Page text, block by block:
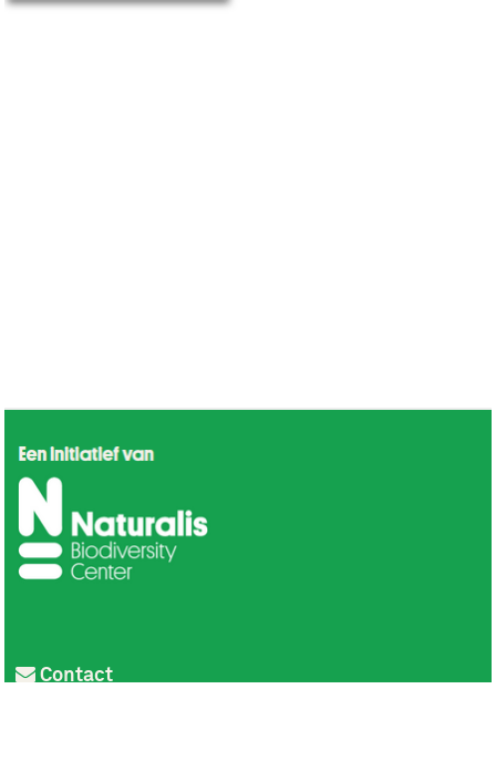
Contact